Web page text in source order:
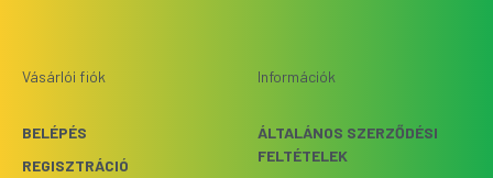
Vásárlói fiók
BELÉPÉS
REGISZTRÁCIÓ
Információk
ÁLTALÁNOS SZERZŐDÉSI
FELTÉTELEK